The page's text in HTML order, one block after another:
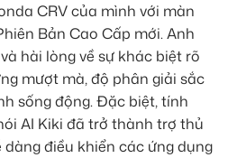
CRV của mình với màn
Bản Cao Cấp mới. Anh
hài lòng về sự khác biệt rõ
mượt mà, độ phân giải sắc
sống động. Đặc biệt, tính
AI Kiki đã trở thành trợ thủ
điều khiển các ứng dụng